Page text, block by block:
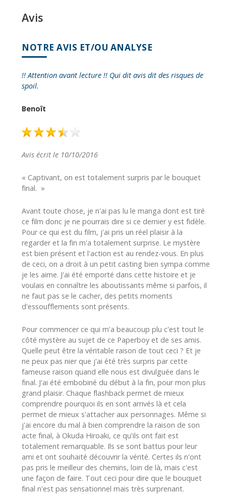
Avis
NOTRE AVIS ET/OU ANALYSE
!! Attention avant lecture !! Qui dit avis dit des risques de
spoil.
Benoît
Avis écrit le 10/10/2016
« Captivant, on est totalement surpris par le bouquet
final. »
Avant toute chose, je n'ai pas lu le manga dont est tiré
ce film donc je ne pourrais dire si ce dernier y est fidèle.
Pour ce qui est du film, j'ai pris un réel plaisir à la
regarder et la fin m'a totalement surprise. Le mystère
est bien présent et l'action est au rendez-vous. En plus
de ceci, on a droit à un petit casting bien sympa comme
je les aime. J'ai été emporté dans cette histoire et je
voulais en connaître les aboutissants même si parfois, il
ne faut pas se le cacher, des petits moments
d'essoufflements sont présents.
Pour commencer ce qui m'a beaucoup plu c'est tout le
côté mystère au sujet de ce Paperboy et de ses amis.
Quelle peut être la véritable raison de tout ceci ? Et je
ne peux pas nier que j'ai été très surpris par cette
fameuse raison quand elle nous est divulguée dans le
final. J'ai été embobiné du début à la fin, pour mon plus
grand plaisir. Chaque flashback permet de mieux
comprendre pourquoi ils en sont arrivés là et cela
permet de mieux s'attacher aux personnages. Même si
j'ai encore du mal à bien comprendre la raison de son
acte final, à Okuda Hiroaki, ce qu'ils ont fait est
totalement remarquable. Ils se sont battus pour leur
ami et ont souhaité découvrir la vérité. Certes ils n'ont
pas pris le meilleur des chemins, loin de là, mais c'est
une façon de faire. Tout ceci pour dire que le bouquet
final n'est pas sensationnel mais très surprenant.